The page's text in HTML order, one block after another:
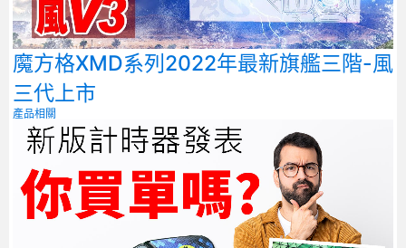
魔方格XMD系列2022年最新旗艦三階-風
三代上市
產品相關